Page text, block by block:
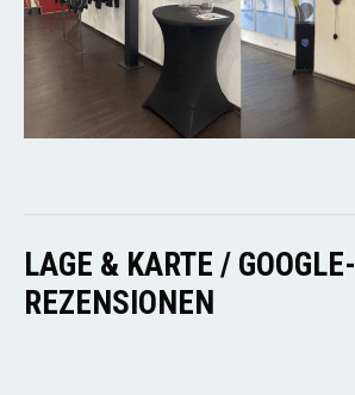
LAGE & KARTE / GOOGLE-
REZENSIONEN